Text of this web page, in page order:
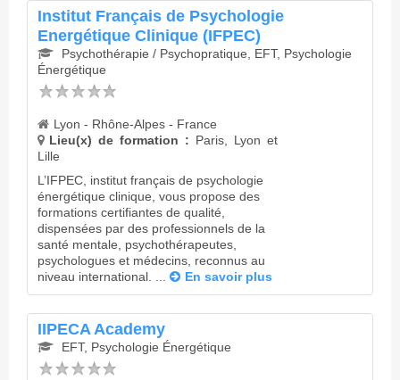
Institut Français de Psychologie
Energétique Clinique (IFPEC)
Psychothérapie / Psychopratique, EFT, Psychologie
Énergétique
Lyon - Rhône-Alpes - France
Lieu(x) de formation : Paris, Lyon et
Lille
L’IFPEC, institut français de psychologie
énergétique clinique, vous propose des
formations certifiantes de qualité,
dispensées par des professionnels de la
santé mentale, psychothérapeutes,
psychologues et médecins, reconnus au
niveau international. ...
En savoir plus
IIPECA Academy
EFT, Psychologie Énergétique